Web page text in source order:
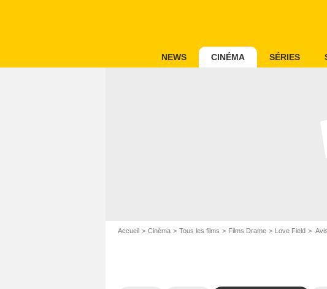
NEWS CINÉMA SÉRIES
Accueil Cinéma Tous les films Films Drame Love Field